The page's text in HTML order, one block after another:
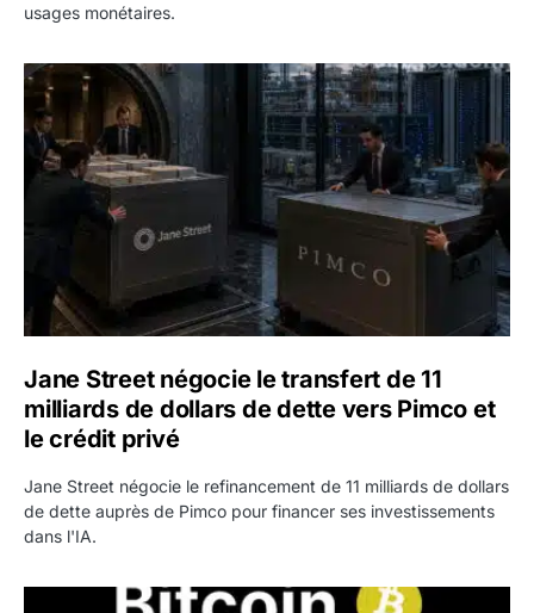
usages monétaires.
Jane Street négocie le transfert de 11 milliards de
Jane Street négocie le transfert de 11
milliards de dollars de dette vers Pimco et
le crédit privé
Jane Street négocie le refinancement de 11 milliards de dollars
de dette auprès de Pimco pour financer ses investissements
dans l'IA.
Bitcoin stagne à 64 000 dollars pendant que les